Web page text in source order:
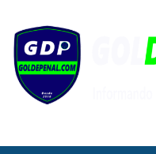
contenido